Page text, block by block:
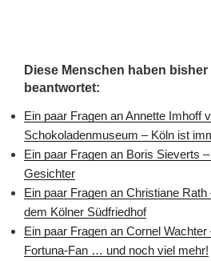
Diese Menschen haben
beantwortet:
Ein paar Fragen an Annette Imhoff
Schokoladenmuseum – Köln ist
Ein paar Fragen an Boris Sieverts
Gesichter
Ein paar Fragen an Christiane Rath
dem Kölner Südfriedhof
Ein paar Fragen an Cornel Wachter
Fortuna-Fan … und noch viel mehr!